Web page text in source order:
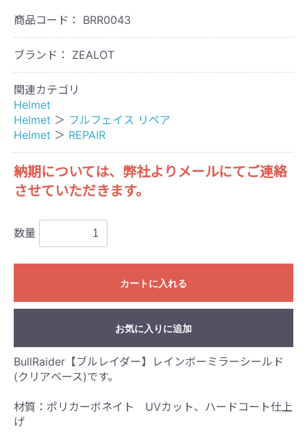
商品コード： BRR0043
ブランド： ZEALOT
関連カテゴリ
Helmet
Helmet ＞ フルフェイス リペア
Helmet ＞ REPAIR
納期については、弊社よりメールにてご連絡
させていただきます。
数量
カートに入れる
お気に入りに追加
BullRaider【ブルレイダー】レインボーミラーシールド
(クリアベース)です。
材質：ポリカーボネイト UVカット、ハードコート仕上
げ